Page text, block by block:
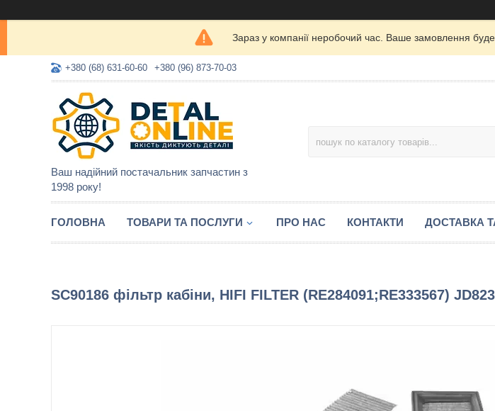
Зараз у компанії неробочий час. Ваше замовлення
+380 (68) 631-60-60 +380 (96) 873-70-03
Ваш надійний постачальник запчастин з
1998 року!
ГОЛОВНА ТОВАРИ ТА ПОСЛУГИ ПРО НАС КОНТАКТИ ДОСТАВКА
SC90186 фільтр кабіни, HIFI FILTER (RE284091;RE333567)